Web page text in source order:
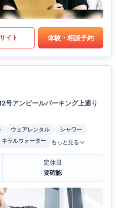
イト 体験・相談予約
号アンピールパーキング上通り
ウェアレンタル
シャワー
ネラルウォーター もっと見る
定休日
要確認